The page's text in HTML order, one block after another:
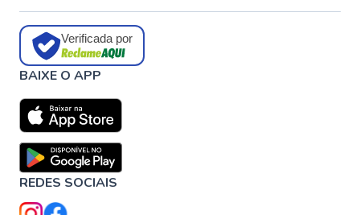
Verificada por
BAIXE O APP
REDES SOCIAIS